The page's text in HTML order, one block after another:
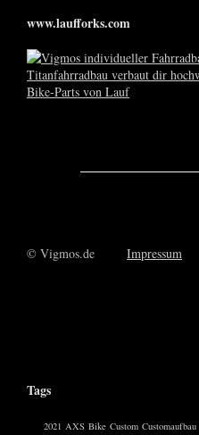
www.laufforks.com
© Vigmos.de Impressum
Tags
2021 AXS Bike Custom Customaufbau